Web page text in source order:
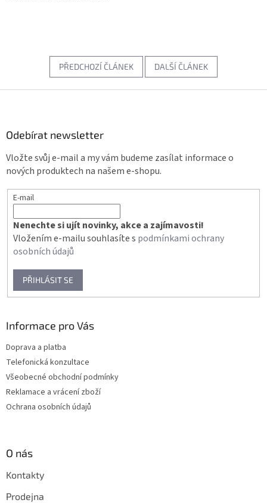
PŘEDCHOZÍ ČLÁNEK DALŠÍ ČLÁNEK
Odebírat newsletter
Vložte svůj e-mail a my vám budeme zasílat informace o
nových produktech na našem e-shopu.
E-mail
Nenechte si ujít novinky, akce a zajímavosti!
Vložením e-mailu souhlasíte s podmínkami ochrany
osobních údajů
PŘIHLÁSIT SE
Informace pro Vás
Doprava a platba
Telefonická konzultace
Všeobecné obchodní podmínky
Reklamace a vrácení zboží
Ochrana osobních údajů
O nás
Kontakty
Prodejna